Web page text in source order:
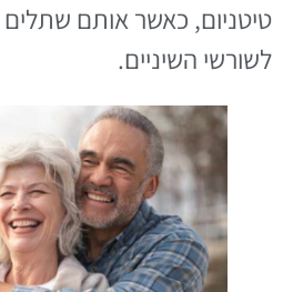
טיטניום, כאשר אותם
לשורשי השיניים.